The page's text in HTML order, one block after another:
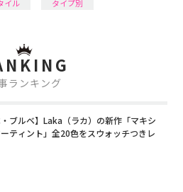
イル
タイプ別
ランキング
・ブルベ】Laka（ラカ）の新作「マキシ
ティント」全20色をスウォッチつきレ